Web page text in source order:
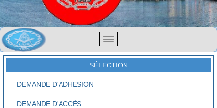
SÉLECTION
DEMANDE D'ADHÉSION
DEMANDE D'ACCÈS